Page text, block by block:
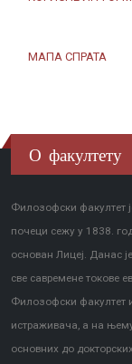
МАПА СПРАТА
О факултету
Филозофски факултет
почеци сежу у 1838.
основан Лицеј. Данас
све савремене токове
Филозофски факултет
истраживача, а на
основних до